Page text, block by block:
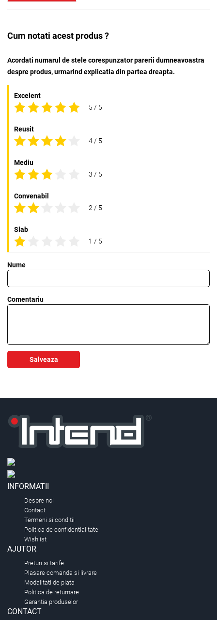
Cum notati acest produs ?
Acordati numarul de stele corespunzator parerii dumneavoastra
despre produs, urmarind explicatia din partea dreapta.
Excelent
5 / 5
Reusit
4 / 5
Mediu
3 / 5
Convenabil
2 / 5
Slab
1 / 5
Nume
Comentariu
Salveaza
INFORMATII
Despre noi
Contact
Termeni si conditii
Politica de confidentialitate
Wishlist
AJUTOR
Preturi si tarife
Plasare comanda si livrare
Modalitati de plata
Politica de returnare
Garantia produselor
CONTACT